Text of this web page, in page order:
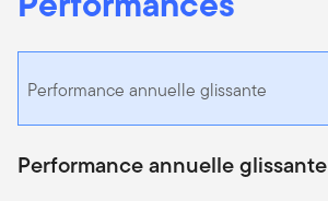
Performance annuelle glissante
Performance annuelle glissante